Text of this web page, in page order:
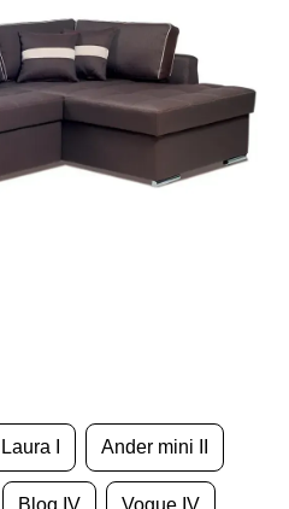
Laura I Ander mini II
Bloq IV Vogue IV